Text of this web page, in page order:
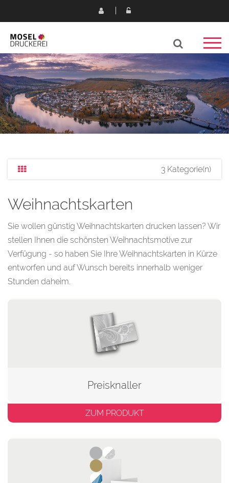
3 Kategorie(n)
Weihnachtskarten
Sie wollen günstig Weihnachtskarten drucken lassen? Wir
stellen Ihnen die schönsten Weihnachtsmotive zur
Verfügung - so haben Sie Ihre Weihnachtskarten in Kürze
entworfen und auf Wunsch bereits innerhalb weniger
Stunden daheim.
Preisknaller
ZUM PRODUKT